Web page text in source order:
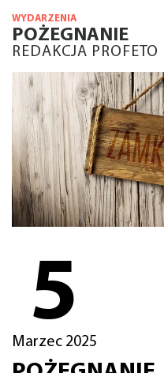
WYDARZENIA
POŻEGNANIE
REDAKCJA PROFETO
5
Marzec 2025